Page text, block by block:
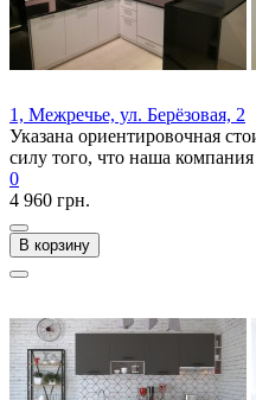
1, Межречье, ул. Берёзовая, 2
Указана ориентировочная
силу того, что наша
0
4 960 грн.
В корзину